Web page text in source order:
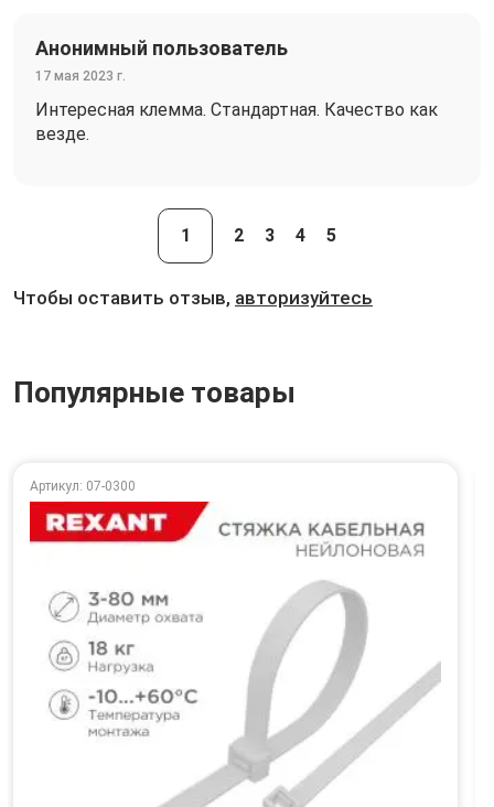
Анонимный пользователь
17 мая 2023 г.
Интересная клемма. Стандартная. Качество как
везде.
1 2 3 4 5
Чтобы оставить отзыв, авторизуйтесь
Популярные товары
Артикул: 07-0300